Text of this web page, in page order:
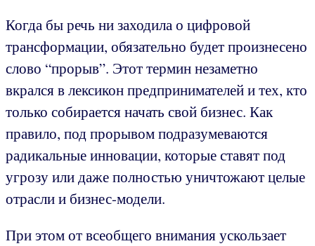
Когда бы речь ни заходила о цифровой
трансформации, обязательно будет произнесено
слово “прорыв”. Этот термин незаметно
вкрался в лексикон предпринимателей и тех, кто
только собирается начать свой бизнес. Как
правило, под прорывом подразумеваются
радикальные инновации, которые ставят под
угрозу или даже полностью уничтожают целые
отрасли и бизнес-модели.
При этом от всеобщего внимания ускользает